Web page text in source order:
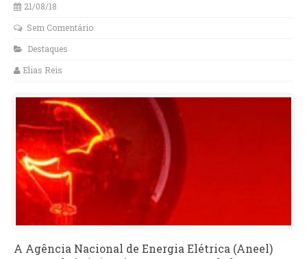
21/08/18
Sem Comentário
Destaques
Elias Reis
A Agência Nacional de Energia Elétrica (Aneel)